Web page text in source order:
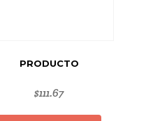
PRODUCTO
$111.67